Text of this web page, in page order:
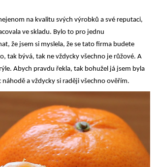
na kvalitu svých výrobků a své reputaci,
ve skladu. Bylo to pro jednu
že jsem si myslela, že se tato firma budete
tak bývá, tak ne vždycky všechno je růžové. A
Abych pravdu řekla, tak bohužel já jsem byla
náhodě a vždycky si raději všechno ověřím.